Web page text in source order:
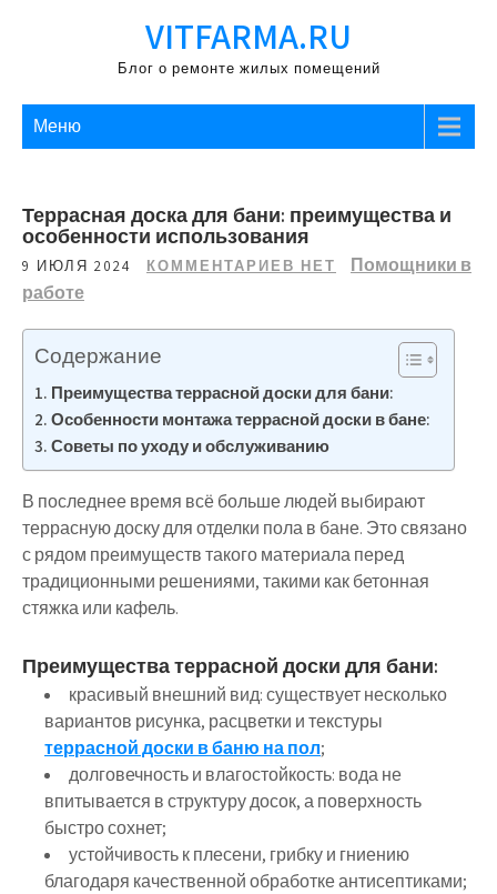
VITFARMA.RU
Блог о ремонте жилых помещений
Меню
Террасная доска для бани: преимущества и
особенности использования
9 ИЮЛЯ 2024 КОММЕНТАРИЕВ НЕТ
Помощники в
работе
Содержание
Преимущества террасной доски для бани:
Особенности монтажа террасной доски в бане:
Советы по уходу и обслуживанию
В последнее время всё больше людей выбирают
террасную доску для отделки пола в бане. Это связано
с рядом преимуществ такого материала перед
традиционными решениями, такими как бетонная
стяжка или кафель.
Преимущества террасной доски для бани:
красивый внешний вид: существует несколько
вариантов рисунка, расцветки и текстуры
террасной доски в баню на пол;
долговечность и влагостойкость: вода не
впитывается в структуру досок, а поверхность
быстро сохнет;
устойчивость к плесени, грибку и гниению
благодаря качественной обработке антисептиками;